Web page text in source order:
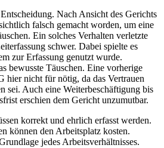
Nach Ansicht des Gerichts
falsch gemacht worden, um eine
Ein solches Verhalten verletzte
schwer. Dabei spielte es
zur Erfassung genutzt wurde.
bewusste Täuschen. Eine vorherige
hier nicht für nötig, da das Vertrauen
sei. Auch eine Weiterbeschäftigung bis
erschien dem Gericht unzumutbar.
korrekt und ehrlich erfasst werden.
können den Arbeitsplatz kosten.
jedes Arbeitsverhältnisses.